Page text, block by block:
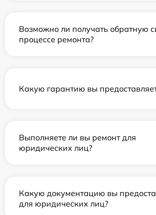
Возможно ли получать обратную
процессе ремонта?
Какую гарантию вы
Выполняете ли вы ремонт для
юридических лиц?
Какую документацию вы
для юридических лиц?